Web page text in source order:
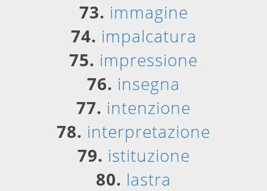
73. immagine
74. impalcatura
75. impressione
76. insegna
77. intenzione
78. interpretazione
79. istituzione
80. lastra